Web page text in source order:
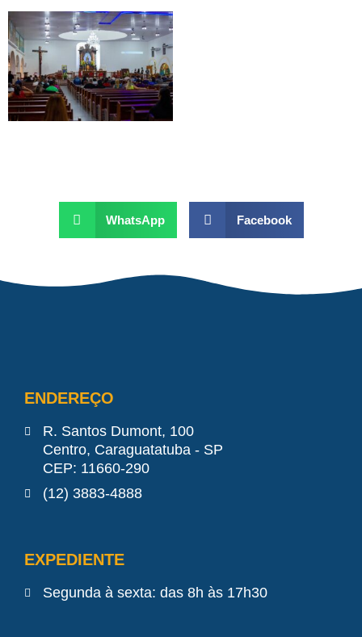
WhatsApp Facebook
ENDEREÇO
R. Santos Dumont, 100
Centro, Caraguatatuba - SP
CEP: 11660-290
(12) 3883-4888
EXPEDIENTE
Segunda à sexta: das 8h às 17h30